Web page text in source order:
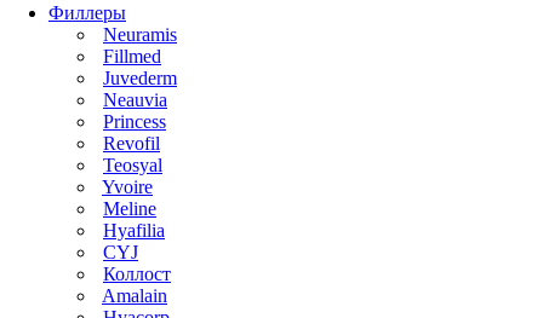
Филлеры
Neuramis
Fillmed
Juvederm
Neauvia
Princess
Revofil
Teosyal
Yvoire
Meline
Hyafilia
CYJ
Коллост
Amalain